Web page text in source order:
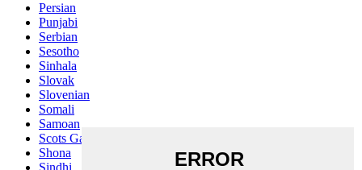
Persian
Punjabi
Serbian
Sesotho
Sinhala
Slovak
Slovenian
Somali
Samoan
Scots Gaelic
Shona